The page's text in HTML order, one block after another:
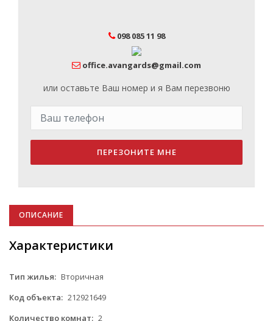
098 085 11 98
office.avangards@gmail.com
или оставьте Ваш номер и я Вам перезвоню
ПЕРЕЗОНИТЕ МНЕ
ОПИСАНИЕ
Характеристики
Тип жилья: Вторичная
Код объекта: 212921649
Количество комнат: 2